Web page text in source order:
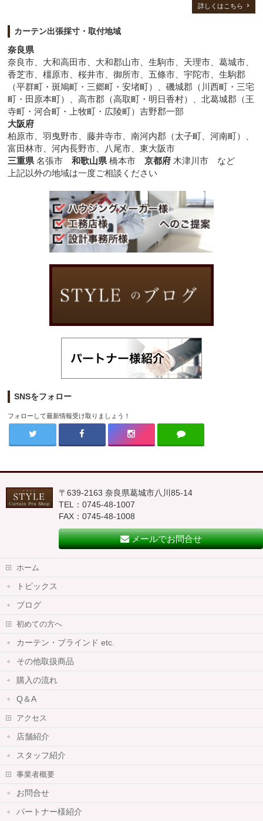
詳しくはこちら
カーテン出張採寸・取付地域
奈良県
奈良市、大和高田市、大和郡山市、生駒市、天理市、葛城市、
香芝市、橿原市、桜井市、御所市、五條市、宇陀市、生駒郡
（平群町・斑鳩町・三郷町・安堵町）、磯城郡（川西町・三宅
町・田原本町）、高市郡（高取町・明日香村）、北葛城郡（王
寺町・河合町・上牧町・広陵町）吉野郡一部
大阪府
柏原市、羽曳野市、藤井寺市、南河内郡（太子町、河南町）、
富田林市、河内長野市、八尾市、東大阪市
三重県 名張市和歌山県 橋本市京都府 木津川市 など
上記以外の地域は一度ご相談ください
SNSをフォロー
フォローして最新情報受け取りましょう！
〒639-2163 奈良県葛城市八川85-14
TEL：0745-48-1007
FAX：0745-48-1008
メールでお問合せ
ホーム
トピックス
ブログ
初めての方へ
カーテン・ブラインド etc.
その他取扱商品
購入の流れ
Q＆A
アクセス
店舗紹介
スタッフ紹介
事業者概要
お問合せ
パートナー様紹介